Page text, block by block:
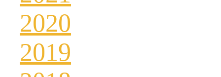
2020
2019